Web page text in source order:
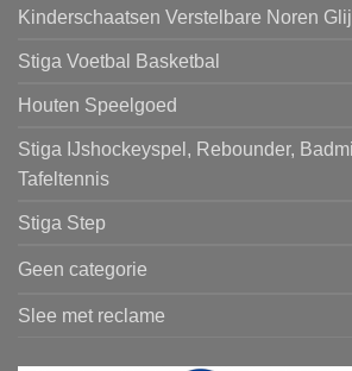
Kinderschaatsen Verstelbare Noren
Stiga Voetbal Basketbal
Houten Speelgoed
Stiga IJshockeyspel, Rebounder,
Tafeltennis
Stiga Step
Geen categorie
Slee met reclame